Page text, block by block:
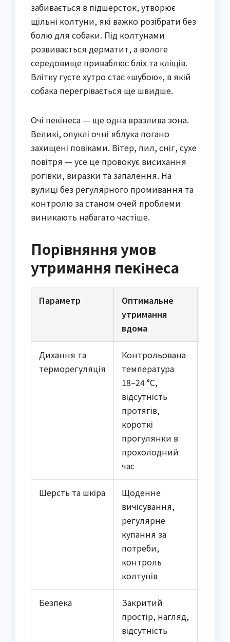
забивається в підшерсток, утворює
щільні колтуни, які важко розібрати без
болю для собаки. Під колтунами
розвивається дерматит, а вологе
середовище приваблює бліх та кліщів.
Влітку густе хутро стає «шубою», в якій
собака перегрівається ще швидше.
Очі пекінеса — ще одна вразлива зона.
Великі, опуклі очні яблука погано
захищені повіками. Вітер, пил, сніг, сухе
повітря — усе це провокує висихання
рогівки, виразки та запалення. На
вулиці без регулярного промивання та
контролю за станом очей проблеми
виникають набагато частіше.
Порівняння умов
утримання пекінеса
Параметр
Оптимальне
утримання
вдома
Дихання та
терморегуляція
Контрольована
температура
18–24 °C,
відсутність
протягів,
короткі
прогулянки в
прохолодний
час
Шерсть та шкіра
Щоденне
вичісування,
регулярне
купання за
потреби,
контроль
колтунів
Безпека
Закритий
простір, нагляд,
відсутність